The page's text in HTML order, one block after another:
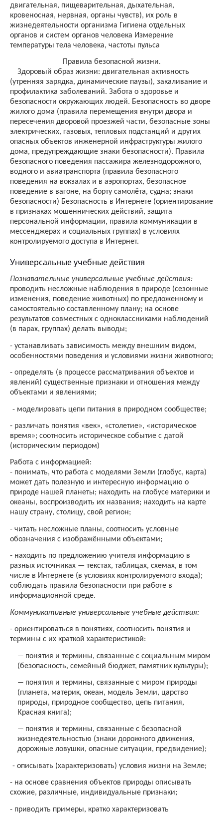
двигательная, пищеварительная, дыхательная,
кровеносная, нервная, органы чувств), их роль в
жизнедеятельности организма Гигиена отдельных
органов и систем органов человека Измерение
температуры тела человека, частоты пульса
Правила безопасной жизни.
Здоровый образ жизни: двигательная активность
(утренняя зарядка, динамические паузы), закаливание и
профилактика заболеваний. Забота о здоровье и
безопасности окружающих людей. Безопасность во дворе
жилого дома (правила перемещения внутри двора и
пересечения дворовой проезжей части, безопасные зоны
электрических, газовых, тепловых подстанций и других
опасных объектов инженерной инфраструктуры жилого
дома, предупреждающие знаки безопасности). Правила
безопасного поведения пассажира железнодорожного,
водного и авиатранспорта (правила безопасного
поведения на вокзалах и в аэропортах, безопасное
поведение в вагоне, на борту самолёта, судна; знаки
безопасности) Безопасность в Интернете (ориентирование
в признаках мошеннических действий, защита
персональной информации, правила коммуникации в
мессенджерах и социальных группах) в условиях
контролируемого доступа в Интернет.
Универсальные учебные действия
Познавательные универсальные учебные действия:
проводить несложные наблюдения в природе (сезонные
изменения, поведение животных) по предложенному и
самостоятельно составленному плану; на основе
результатов совместных с одноклассниками наблюдений
(в парах, группах) делать выводы;
- устанавливать зависимость между внешним видом,
особенностями поведения и условиями жизни животного;
- определять (в процессе рассматривания объектов и
явлений) существенные признаки и отношения между
объектами и явлениями;
- моделировать цепи питания в природном сообществе;
- различать понятия «век», «столетие», «историческое
время»; соотносить историческое событие с датой
(историческим периодом)
Работа с информацией:
- понимать, что работа с моделями Земли (глобус, карта)
может дать полезную и интересную информацию о
природе нашей планеты; находить на глобусе материки и
океаны, воспроизводить их названия; находить на карте
нашу страну, столицу, свой регион;
- читать несложные планы, соотносить условные
обозначения с изображёнными объектами;
- находить по предложению учителя информацию в
разных источниках — текстах, таблицах, схемах, в том
числе в Интернете (в условиях контролируемого входа);
соблюдать правила безопасности при работе в
информационной среде.
Коммуникативные универсальные учебные действия:
- ориентироваться в понятиях, соотносить понятия и
термины с их краткой характеристикой:
— понятия и термины, связанные с социальным миром
(безопасность, семейный бюджет, памятник культуры);
— понятия и термины, связанные с миром природы
(планета, материк, океан, модель Земли, царство
природы, природное сообщество, цепь питания,
Красная книга);
— понятия и термины, связанные с безопасной
жизнедеятельностью (знаки дорожного движения,
дорожные ловушки, опасные ситуации, предвидение);
- описывать (характеризовать) условия жизни на Земле;
- на основе сравнения объектов природы описывать
схожие, различные, индивидуальные признаки;
- приводить примеры, кратко характеризовать